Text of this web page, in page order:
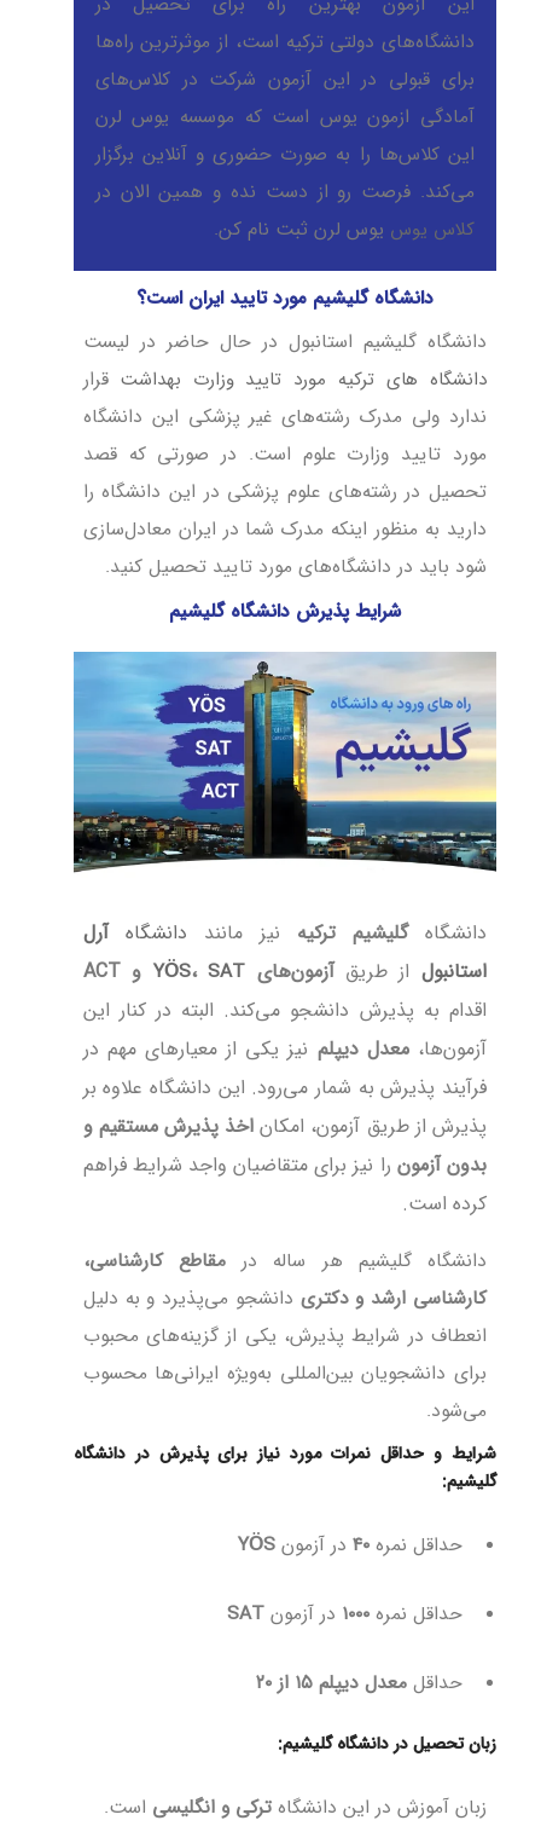
سوالات متداول درباره دانشگاه گلیشیم ترکیه
دیدگاه (11)
دانشگاه‌های دولتی ترکیه است، از موثرترین راه‌ها
برای قبولی در این آزمون شرکت در کلاس‌های
آمادگی ازمون یوس است که موسسه یوس لرن
این کلاس‌ها را به صورت حضوری و آنلاین برگزار
می‌کند. فرصت رو از دست نده و همین الان در
کلاس یوس یوس لرن ثبت نام کن.
دانشگاه گلیشیم مورد تایید ایران است؟
دانشگاه گلیشیم استانبول در حال حاضر در لیست
دانشگاه های ترکیه مورد تایید وزارت بهداشت قرار
ندارد ولی مدرک رشته‌های غیر پزشکی این دانشگاه
مورد تایید وزارت علوم است. در صورتی که قصد
تحصیل در رشته‌های علوم پزشکی در این دانشگاه را
دارید به منظور اینکه مدرک شما در ایران معادل‌سازی
شود باید در دانشگاه‌های مورد تایید تحصیل کنید.
شرایط پذیرش دانشگاه گلیشیم
دانشگاهگلیشیم ترکیه نیز مانند دانشگاهآرل
استانبول از طریقآزمون‌های YÖS،SAT
و ACT
اقدام به پذیرش دانشجو می‌کند. البته در کنار این
آزمون‌ها،معدل دیپلم نیز یکی از معیارهای مهم در
فرآیند پذیرش به شمار می‌رود. این دانشگاه علاوه بر
پذیرش از طریق آزمون، امکان اخذ پذیرش مستقیم و
بدون آزمون را نیز برای متقاضیان واجد شرایط فراهم
کرده است.
دانشگاه گلیشیم هر ساله در مقاطع کارشناسی،
کارشناسی ارشد و دکتری دانشجو می‌پذیرد و به دلیل
انعطاف در شرایط پذیرش، یکی از گزینه‌های محبوب
برای دانشجویان بین‌المللی به‌ویژه ایرانی‌ها محسوب
می‌شود.
شرایط و حداقل نمرات مورد نیاز برای پذیرش در دانشگاه
گلیشیم:
حداقل نمره۴۰ در آزمونYÖS
حداقل نمره۱۰۰۰ در آزمونSAT
حداقلمعدل دیپلم ۱۵ از ۲۰
زبان تحصیل در دانشگاه گلیشیم:
زبان آموزش در این دانشگاهترکی و انگلیسی است.